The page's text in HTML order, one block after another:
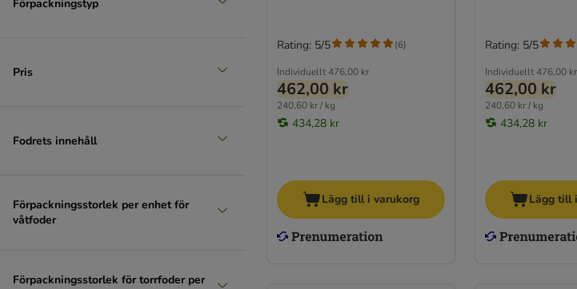
Förpackningstyp
Pris
Fodrets innehåll
Förpackningsstorlek per enhet för
våtfoder
Förpackningsstorlek för torrfoder per
Individuellt476,00 kr
462,00 kr
240,60 kr / kg
434,28 kr
Rating: 5/5 (6)
Lägg till i varukorg
Individuellt 476,00 kr
462,00 kr
240,60 kr / kg
434,28 kr
Rating: 5/5
Lägg till